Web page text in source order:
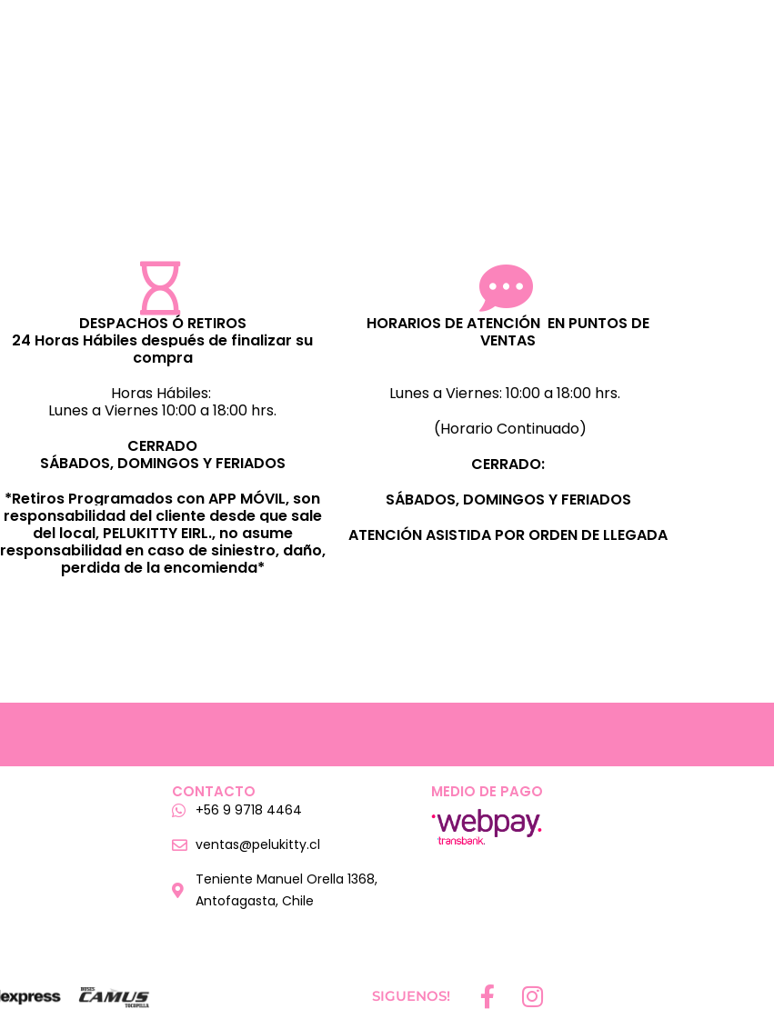
DESPACHOS Ó RETIROS
24 Horas Hábiles después de finalizar su
compra
Horas Hábiles:
Lunes a Viernes 10:00 a 18:00 hrs.
CERRADO
SÁBADOS, DOMINGOS Y FERIADOS
*Retiros Programados con APP MÓVIL, son
responsabilidad del cliente desde que sale
del local, PELUKITTY EIRL., no asume
responsabilidad en caso de siniestro, daño,
perdida de la encomienda*
HORARIOS DE ATENCIÓN EN PUNTOS DE
VENTAS
Lunes a Viernes: 10:00 a 18:00 hrs.
(Horario Continuado)
CERRADO:
SÁBADOS, DOMINGOS Y FERIADOS
ATENCIÓN ASISTIDA POR ORDEN DE LLEGADA
CONTACTO
+56 9 9718 4464
ventas@pelukitty.cl
Teniente Manuel Orella 1368,
Antofagasta, Chile
MEDIO DE PAGO
SIGUENOS!